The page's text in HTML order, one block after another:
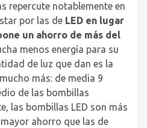
repercute notablemente en
por las de LED en lugar
un ahorro de más del
menos energía para su
de luz que dan es la
más: de media 9
de las bombillas
las bombillas LED son más
ahorro que las de